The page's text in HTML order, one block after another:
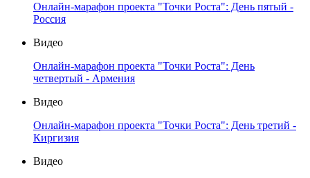
Онлайн-марафон проекта "Точки Роста": День пятый -
Россия
Видео
Онлайн-марафон проекта "Точки Роста": День
четвертый - Армения
Видео
Онлайн-марафон проекта "Точки Роста": День третий -
Киргизия
Видео